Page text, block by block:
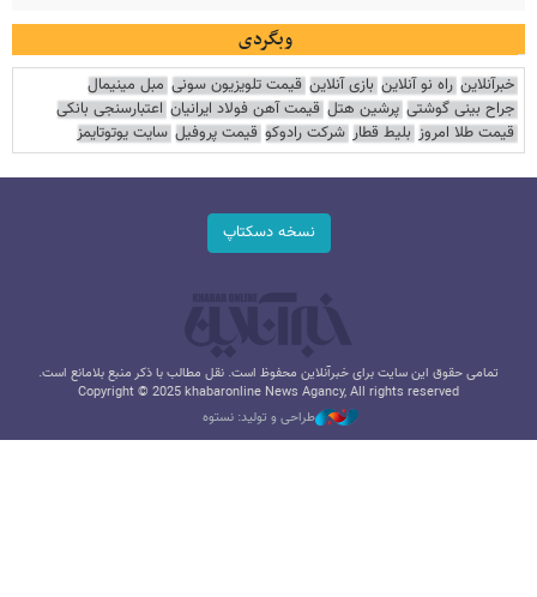
وبگردی
خبرآنلاین راه نو آنلاین بازی آنلاین قیمت تلویزیون سونی مبل مینیمال
جراح بینی گوشتی پرشین هتل قیمت آهن فولاد ایرانیان اعتبارسنجی بانکی
قیمت طلا امروز بلیط قطار شرکت رادوکو قیمت پروفیل سایت یوتوتایمز
نسخه دسکتاپ
تمامی حقوق این سایت برای خبرآنلاین محفوظ است. نقل مطالب با ذکر منبع بلامانع است.
Copyright © 2025 khabaronline News Agancy, All rights reserved
طراحی و تولید: نستوه